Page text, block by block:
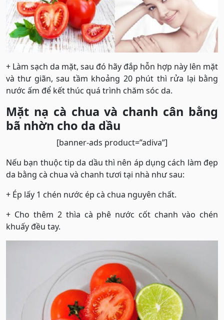
+ Làm sạch da mặt, sau đó hãy đắp hỗn hợp này lên mặt
và thư giãn, sau tầm khoảng 20 phút thì rửa lại bằng
nước ấm để kết thúc quá trình chăm sóc da.
Mặt nạ cà chua và chanh cân bằng
bã nhờn cho da dầu
[banner-ads product=”adiva”]
Nếu bạn thuộc tip da dầu thì nên áp dụng cách làm đẹp
da bằng cà chua và chanh tươi tại nhà như sau:
+ Ép lấy 1 chén nước ép cà chua nguyên chất.
+ Cho thêm 2 thìa cà phê nước cốt chanh vào chén
khuấy đều tay.